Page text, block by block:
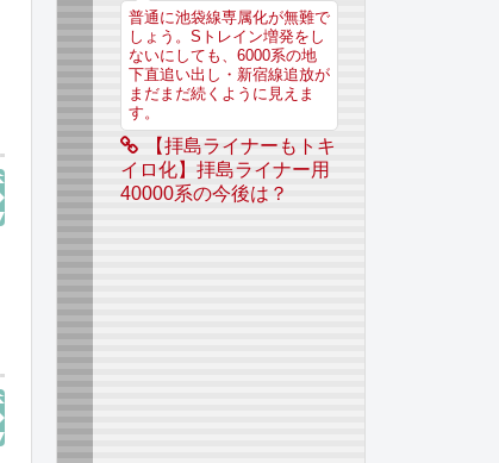
普通に池袋線専属化が無難で
しょう。Sトレイン増発をし
ないにしても、6000系の地
下直追い出し・新宿線追放が
まだまだ続くように見えま
す。
【拝島ライナーもトキ
イロ化】拝島ライナー用
40000系の今後は？